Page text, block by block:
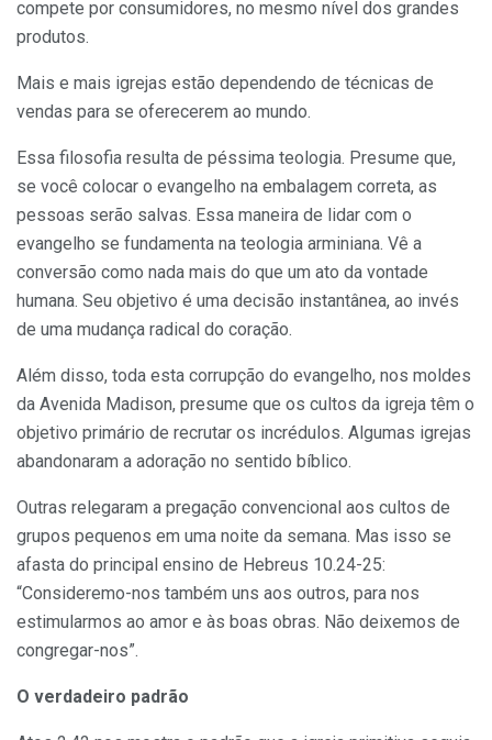
compete por consumidores, no mesmo nível dos grandes
produtos.
Mais e mais igrejas estão dependendo de técnicas de
vendas para se oferecerem ao mundo.
Essa filosofia resulta de péssima teologia. Presume que,
se você colocar o evangelho na embalagem correta, as
pessoas serão salvas. Essa maneira de lidar com o
evangelho se fundamenta na teologia arminiana. Vê a
conversão como nada mais do que um ato da vontade
humana. Seu objetivo é uma decisão instantânea, ao invés
de uma mudança radical do coração.
Além disso, toda esta corrupção do evangelho, nos moldes
da Avenida Madison, presume que os cultos da igreja têm o
objetivo primário de recrutar os incrédulos. Algumas igrejas
abandonaram a adoração no sentido bíblico.
Outras relegaram a pregação convencional aos cultos de
grupos pequenos em uma noite da semana. Mas isso se
afasta do principal ensino de Hebreus 10.24-25:
“Consideremo-nos também uns aos outros, para nos
estimularmos ao amor e às boas obras. Não deixemos de
congregar-nos”.
O verdadeiro padrão